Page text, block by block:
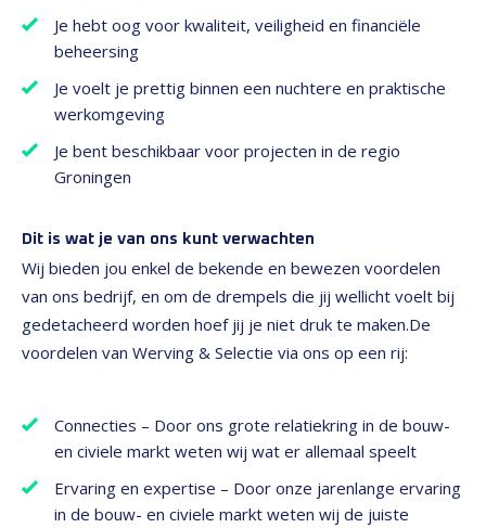
Je hebt oog voor kwaliteit, veiligheid en financiële
beheersing
Je voelt je prettig binnen een nuchtere en praktische
werkomgeving
Je bent beschikbaar voor projecten in de regio
Groningen
Dit is wat je van ons kunt verwachten
Wij bieden jou enkel de bekende en bewezen voordelen
van ons bedrijf, en om de drempels die jij wellicht voelt bij
gedetacheerd worden hoef jij je niet druk te maken.De
voordelen van Werving & Selectie via ons op een rij:
Connecties – Door ons grote relatiekring in de bouw-
en civiele markt weten wij wat er allemaal speelt
Ervaring en expertise – Door onze jarenlange ervaring
in de bouw- en civiele markt weten wij de juiste